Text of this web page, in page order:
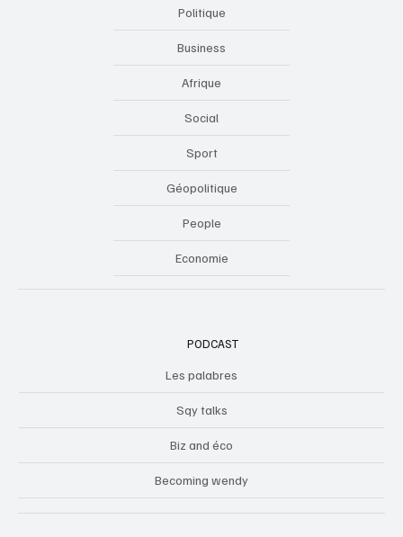
PODCAST
Les palabres
Sqy talks
Biz and éco
Becoming wendy
Politique
Business
Afrique
Social
Sport
Géopolitique
People
Economie